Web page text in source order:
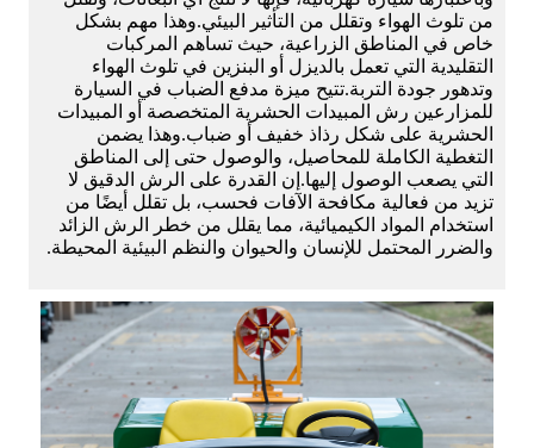
من تلوث الهواء وتقلل من التأثير البيئي.وهذا مهم بشكل
خاص في المناطق الزراعية، حيث تساهم المركبات
التقليدية التي تعمل بالديزل أو البنزين في تلوث الهواء
وتدهور جودة التربة.تتيح ميزة مدفع الضباب في السيارة
للمزارعين رش المبيدات الحشرية المتخصصة أو المبيدات
الحشرية على شكل رذاذ خفيف أو ضباب.وهذا يضمن
التغطية الكاملة للمحاصيل، والوصول حتى إلى المناطق
التي يصعب الوصول إليها.إن القدرة على الرش الدقيق لا
تزيد من فعالية مكافحة الآفات فحسب، بل تقلل أيضًا من
استخدام المواد الكيميائية، مما يقلل من خطر الرش الزائد
والضرر المحتمل للإنسان والحيوان والنظم البيئية المحيطة.